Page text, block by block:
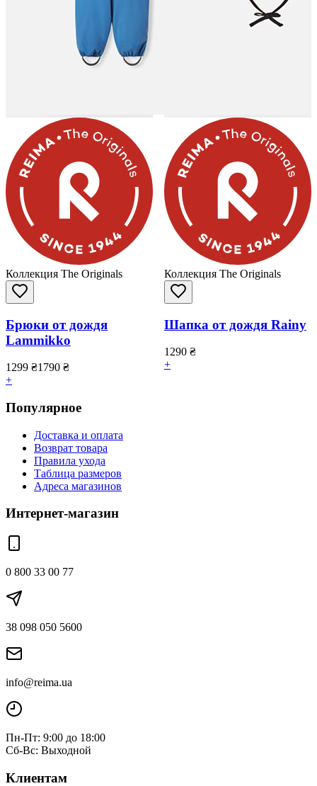
Коллекция The Originals
Брюки от дождя
Lammikko
1299 ₴1790 ₴
+
Коллекция The Originals
Шапка от дождя Rainy
1290 ₴
+
Популярное
Доставка и оплата
Возврат товара
Правила ухода
Таблица размеров
Адреса магазинов
Интернет-магазин
0 800 33 00 77
38 098 050 5600
info@reima.ua
Пн-Пт: 9:00 до 18:00
Сб-Вс: Выходной
Клиентам